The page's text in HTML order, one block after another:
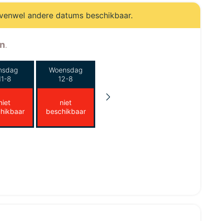
andere datums beschikbaar.
.
8
Woensdag
12-8
niet
beschikbaar